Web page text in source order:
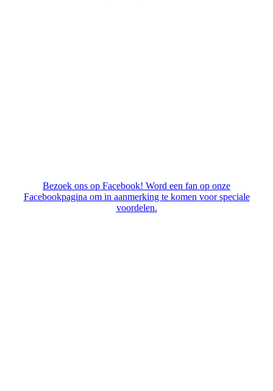
Bezoek ons op Facebook! Word een fan op onze
Facebookpagina om in aanmerking te komen voor speciale
voordelen.